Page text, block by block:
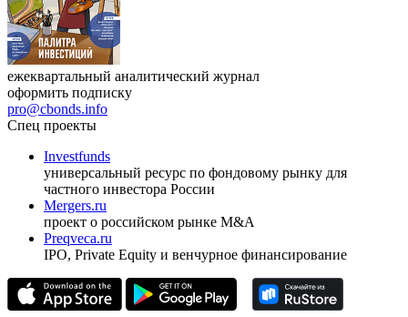
ежеквартальный аналитический журнал
оформить подписку
pro@cbonds.info
Спец проекты
Investfunds
универсальный ресурс по фондовому рынку для
частного инвестора России
Mergers.ru
проект о российском рынке M&A
Preqveca.ru
IPO, Private Equity и венчурное финансирование